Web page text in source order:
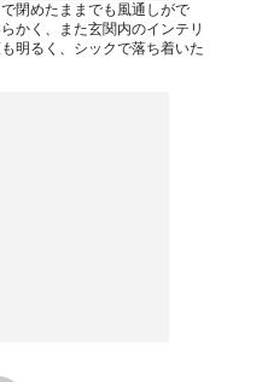
閉めたままでも風通しがで
かく、また玄関内のインテリ
明るく、シックで落ち着いた